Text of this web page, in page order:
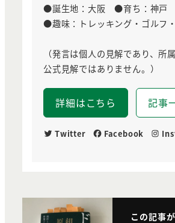
●誕生地：大阪 ●育ち：神戸
●趣味：トレッキング・ゴルフ
（発言は個人の見解であり、所
公式見解ではありません。）
詳細はこちら 記事
Twitter Facebook
この記事